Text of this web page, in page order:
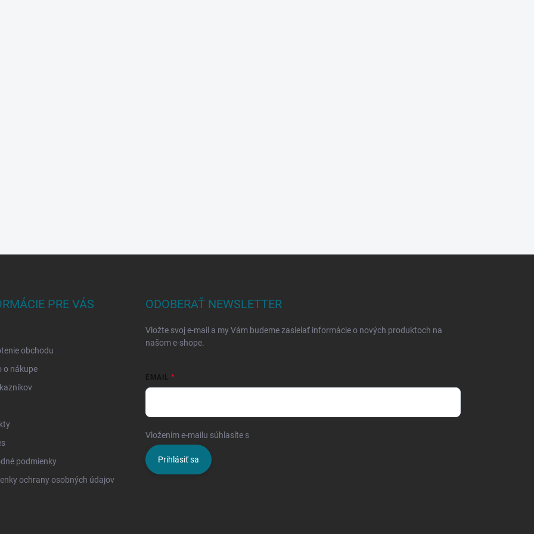
PRE VÁS
obchodu
o nákupe
podmienky
ochrany osobných údajov
ODOBERAŤ NEWSLETTER
Vložte svoj e-mail a my Vám budeme zasielať informácie o nových produktoch na
našom e-shope.
EMAIL
Vložením e-mailu súhlasíte s
Prihlásiť sa